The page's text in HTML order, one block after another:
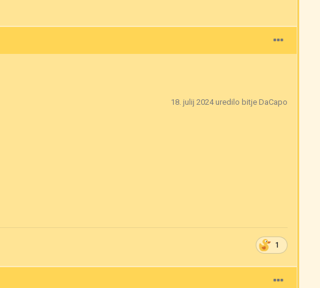
18. julij 2024uredilo bitje DaCapo
1